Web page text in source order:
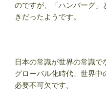
のですが、「ハンバーグ」
きだったようです。
日本の常識が世界の常識で
グローバル化時代、世界中
必要不可欠です。